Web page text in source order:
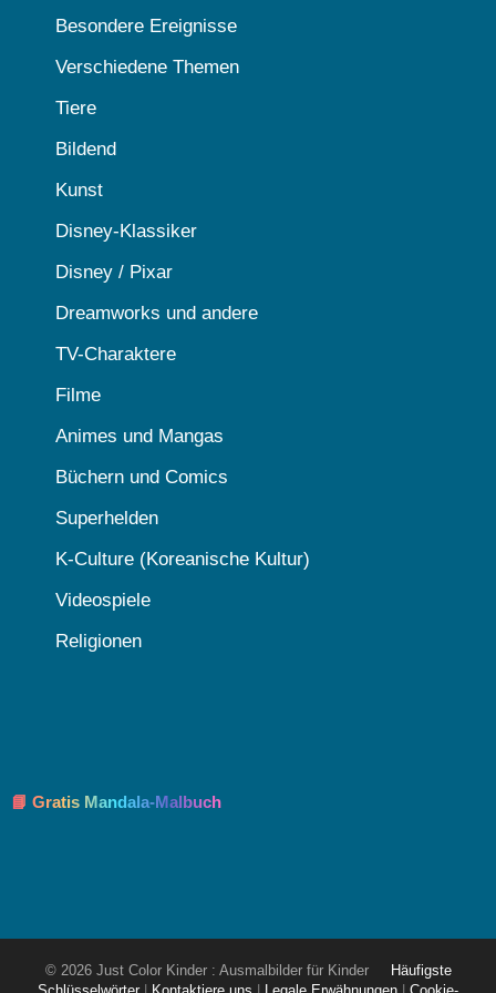
Besondere Ereignisse
Verschiedene Themen
Tiere
Bildend
Kunst
Disney-Klassiker
Disney / Pixar
Dreamworks und andere
TV-Charaktere
Filme
Animes und Mangas
Büchern und Comics
Superhelden
K-Culture (Koreanische Kultur)
Videospiele
Religionen
📘 Gratis Mandala-Malbuch
© 2026 Just Color Kinder : Ausmalbilder für Kinder
Häufigste